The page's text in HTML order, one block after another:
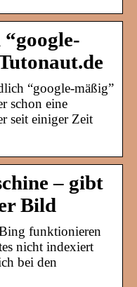
“google-mäßig”
schon eine
seit einiger Zeit
– gibt
Bild
funktionieren
nicht indexiert
bei den